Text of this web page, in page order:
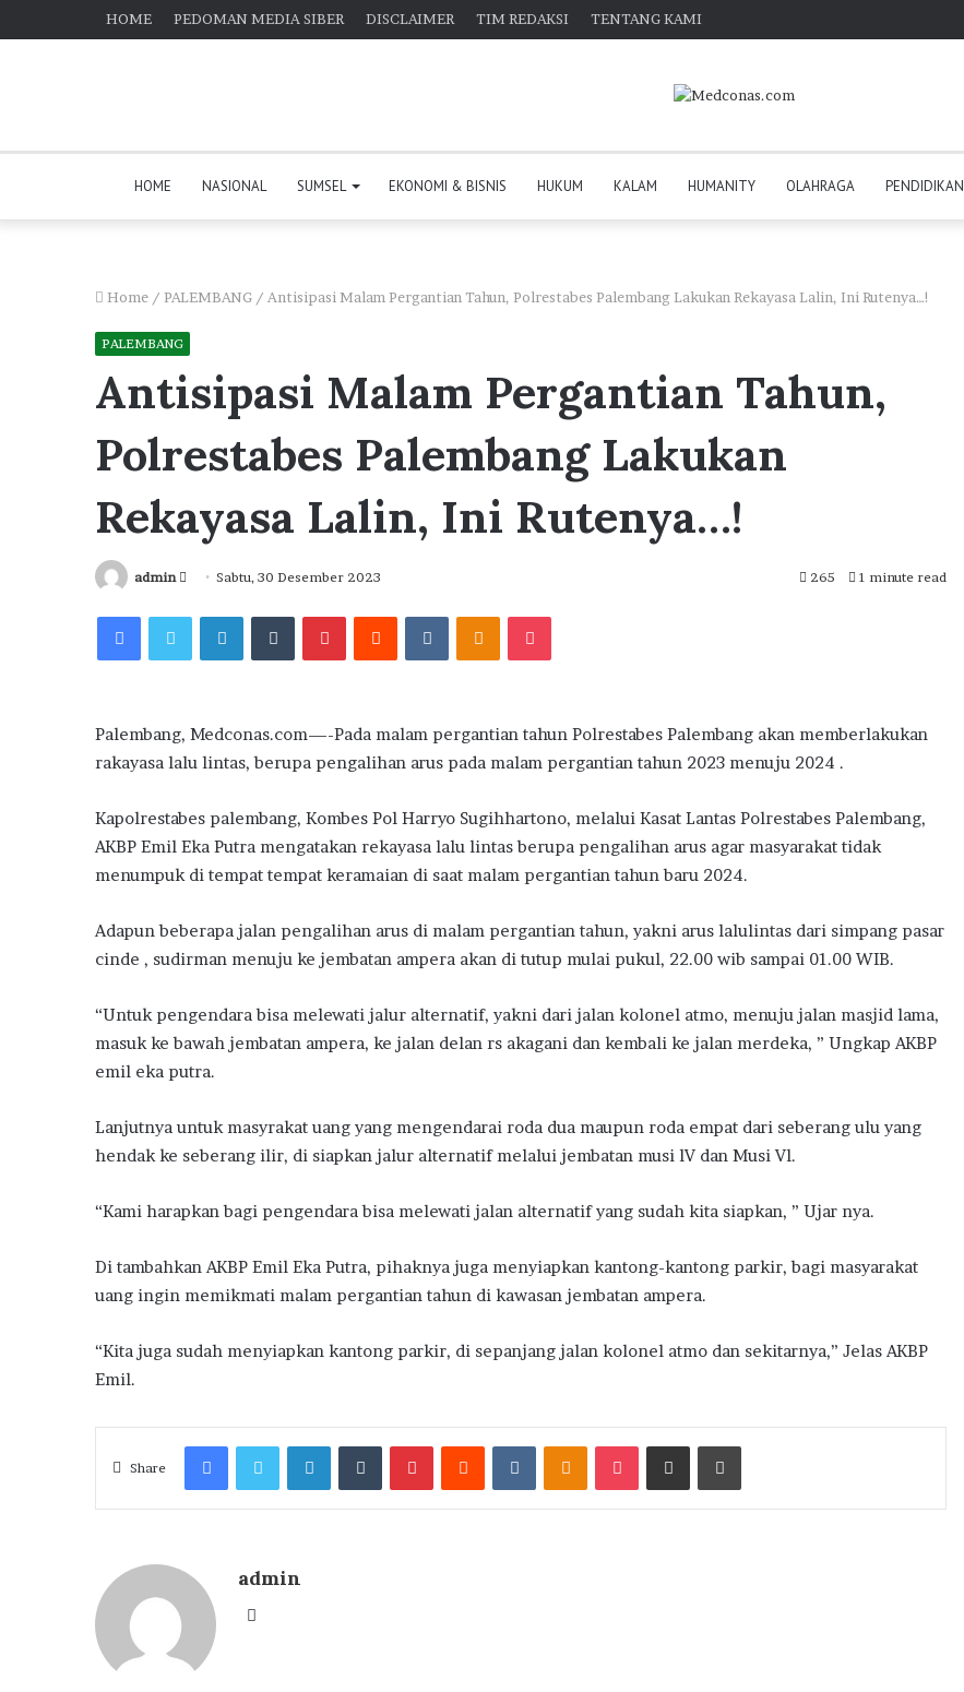
HOME PEDOMAN MEDIA SIBER DISCLAIMER TIM REDAKSI TENTANG KAMI
HOME NASIONAL SUMSEL EKONOMI & BISNIS HUKUM KALAM HUMANITY OLAHRAGA PENDIDIKAN
Home / PALEMBANG / Antisipasi Malam Pergantian Tahun, Polrestabes Palembang Lakukan Rekayasa Lalin, Ini Rutenya…!
PALEMBANG
Antisipasi Malam Pergantian Tahun,
Polrestabes Palembang Lakukan
Rekayasa Lalin, Ini Rutenya…!
admin
Send
email
Sabtu, 30 Desember 2023 265 1 minute read
FacebookTwitterLinkedInTumblrPinterestReddit VKontakteOdnoklassniki
Pocket
Palembang, Medconas.com—-Pada malam pergantian tahun Polrestabes Palembang akan memberlakukan
rakayasa lalu lintas, berupa pengalihan arus pada malam pergantian tahun 2023 menuju 2024 .
Kapolrestabes palembang, Kombes Pol Harryo Sugihhartono, melalui Kasat Lantas Polrestabes Palembang,
AKBP Emil Eka Putra mengatakan rekayasa lalu lintas berupa pengalihan arus agar masyarakat tidak
menumpuk di tempat tempat keramaian di saat malam pergantian tahun baru 2024.
Adapun beberapa jalan pengalihan arus di malam pergantian tahun, yakni arus lalulintas dari simpang pasar
cinde , sudirman menuju ke jembatan ampera akan di tutup mulai pukul, 22.00 wib sampai 01.00 WIB.
“Untuk pengendara bisa melewati jalur alternatif, yakni dari jalan kolonel atmo, menuju jalan masjid lama,
masuk ke bawah jembatan ampera, ke jalan delan rs akagani dan kembali ke jalan merdeka, ” Ungkap AKBP
emil eka putra.
Lanjutnya untuk masyrakat uang yang mengendarai roda dua maupun roda empat dari seberang ulu yang
hendak ke seberang ilir, di siapkan jalur alternatif melalui jembatan musi lV dan Musi Vl.
“Kami harapkan bagi pengendara bisa melewati jalan alternatif yang sudah kita siapkan, ” Ujar nya.
Di tambahkan AKBP Emil Eka Putra, pihaknya juga menyiapkan kantong-kantong parkir, bagi masyarakat
uang ingin memikmati malam pergantian tahun di kawasan jembatan ampera.
“Kita juga sudah menyiapkan kantong parkir, di sepanjang jalan kolonel atmo dan sekitarnya,” Jelas AKBP
Emil.
Share
FacebookTwitterLinkedInTumblrPinterestReddit VKontakteOdnoklassniki
Pocket Share via Email Print
admin
Website